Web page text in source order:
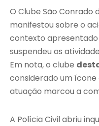
O Clube São Conrado
manifestou sobre o
contexto
suspendeu as
Em nota, o clube
considerado um ícone
atuação marcou a
A Polícia Civil abriu